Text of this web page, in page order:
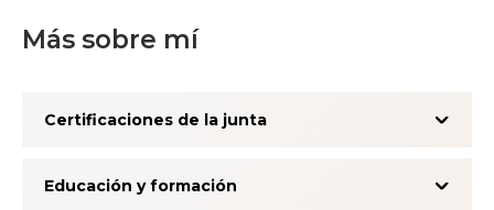
Más sobre mí
Certificaciones de la junta
Educación y formación